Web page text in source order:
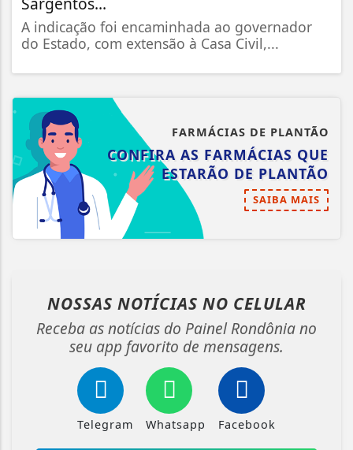
A indicação foi encaminhada ao governador
do Estado, com extensão à Casa Civil,...
FARMÁCIAS DE PLANTÃO
CONFIRA AS FARMÁCIAS QUE
ESTARÃO DE PLANTÃO
SAIBA MAIS
NOSSAS NOTÍCIAS NO CELULAR
Receba as notícias do Painel Rondônia no
seu app favorito de mensagens.
Telegram Whatsapp Facebook